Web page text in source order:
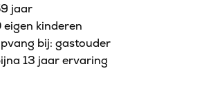
jaar
eigen kinderen
bij: gastouder
13 jaar ervaring